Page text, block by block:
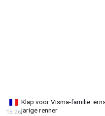
Klap voor Visma-familie:
jarige renner
15:26